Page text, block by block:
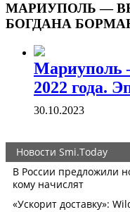
МАРИУПОЛЬ —
БОГДАНА
Мариуполь
2022 года.
30.10.2023